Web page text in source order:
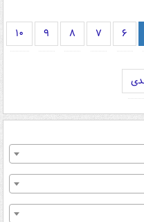
۶ ۷ ۸ ۹ ۱۰